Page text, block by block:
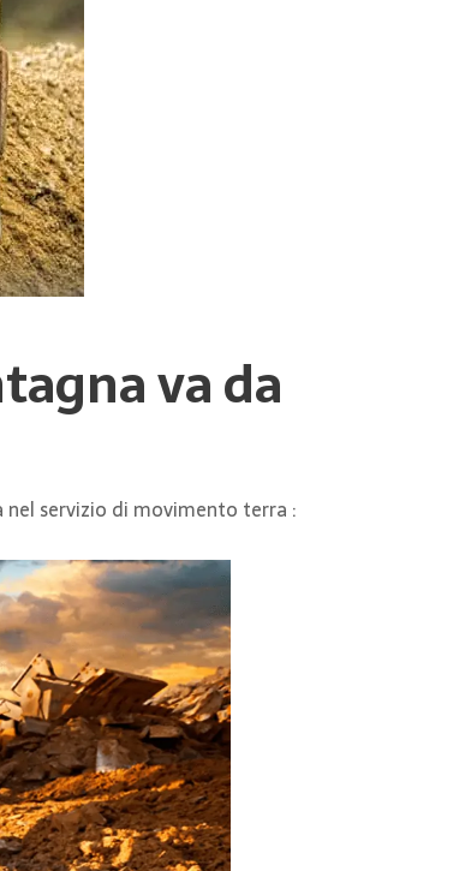
va da
servizio di movimento terra :